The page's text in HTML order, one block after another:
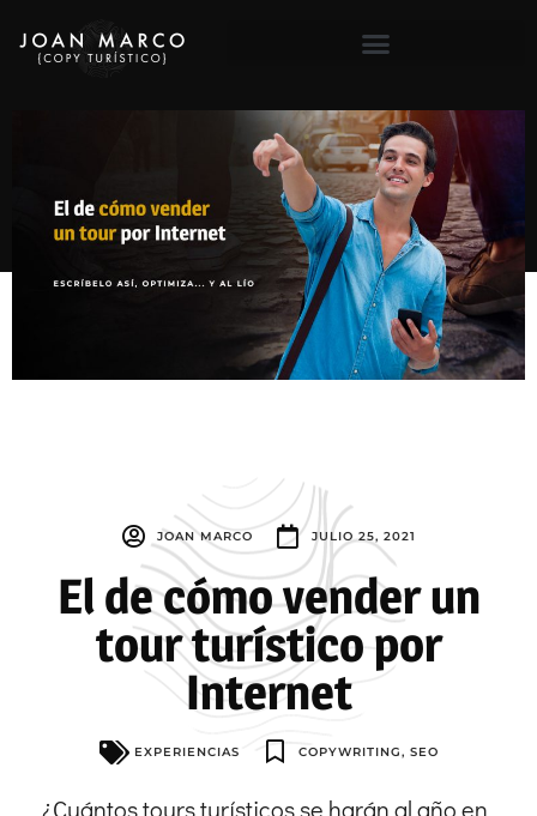
JOAN MARCO JULIO 25, 2021
El de cómo vender un
tour turístico por
Internet
EXPERIENCIAS COPYWRITING, SEO
¿Cuántos tours turísticos se harán al año en